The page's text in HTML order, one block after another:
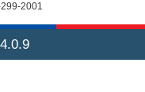
2001